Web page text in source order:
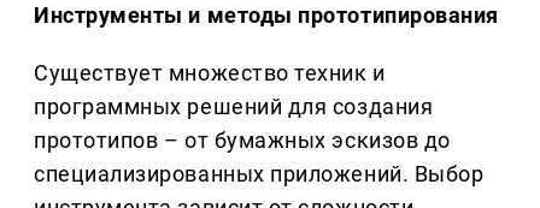
Инструменты и методы прототипирования
Существует множество техник и
программных решений для создания
прототипов – от бумажных эскизов до
специализированных приложений. Выбор